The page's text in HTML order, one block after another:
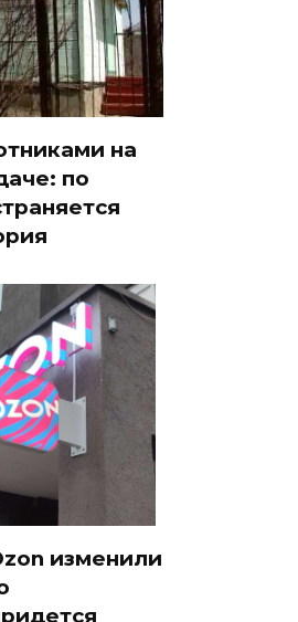
на
по
изменили